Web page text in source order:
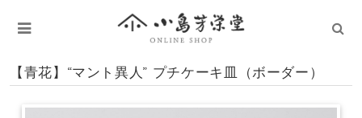
【青花】“マント異人” プチケーキ皿（ボーダー）